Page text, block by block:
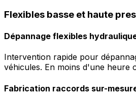
Flexibles basse et haute
Dépannage flexibles
Intervention rapide pour
véhicules. En moins d'une heure
Fabrication raccords sur-